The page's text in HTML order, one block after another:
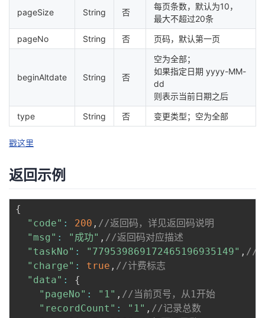
pageSize String 否
每页条数，默认为10，
最大不超过20条
pageNo
String 否 页码，默认第一页
beginAltdate String 否
空为全部；
如果指定日期 yyyy-MM-
dd
则表示当前日期之后
type
String 否 变更类型；空为全部
戳这里
返回示例
{
"code" : 200 , //返回码，详见返回码说明
"msg" : "成功" , //返回码对应描述
"taskNo" : "779539869172465196935149" , //
"charge" : true , //计费标志
"data" :
{
"pageNo" : "1" , //当前页号，从1开始
"recordCount" : "1" , //记录总数